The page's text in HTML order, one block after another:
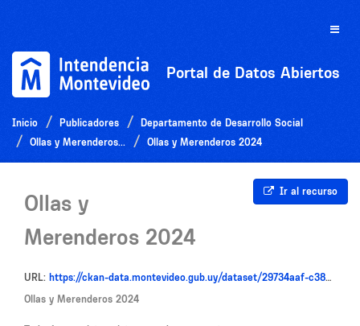
Toggle
Portal de Datos Abiertos
Inicio Publicadores
Departamento de Desarrollo Social
Ollas y Merenderos...
Ollas y Merenderos 2024
Ir al recurso
Ollas y
Merenderos 2024
URL: https://ckan-data.montevideo.gub.uy/dataset/29734aaf-c38b-4338-a190-8a5bf6c52d6e/resource/264ac316-2f0c-41f6-904b-5a711f227c80/download/planilla-2.xlsx-datos-abiertos-2024-3.csv
Ollas y Merenderos 2024